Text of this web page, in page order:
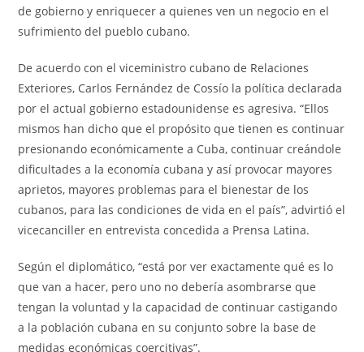
de gobierno y enriquecer a quienes ven un negocio en el
sufrimiento del pueblo cubano.
De acuerdo con el viceministro cubano de Relaciones
Exteriores, Carlos Fernández de Cossío la política declarada
por el actual gobierno estadounidense es agresiva. “Ellos
mismos han dicho que el propósito que tienen es continuar
presionando económicamente a Cuba, continuar creándole
dificultades a la economía cubana y así provocar mayores
aprietos, mayores problemas para el bienestar de los
cubanos, para las condiciones de vida en el país”, advirtió el
vicecanciller en entrevista concedida a Prensa Latina.
Según el diplomático, “está por ver exactamente qué es lo
que van a hacer, pero uno no debería asombrarse que
tengan la voluntad y la capacidad de continuar castigando
a la población cubana en su conjunto sobre la base de
medidas económicas coercitivas”.